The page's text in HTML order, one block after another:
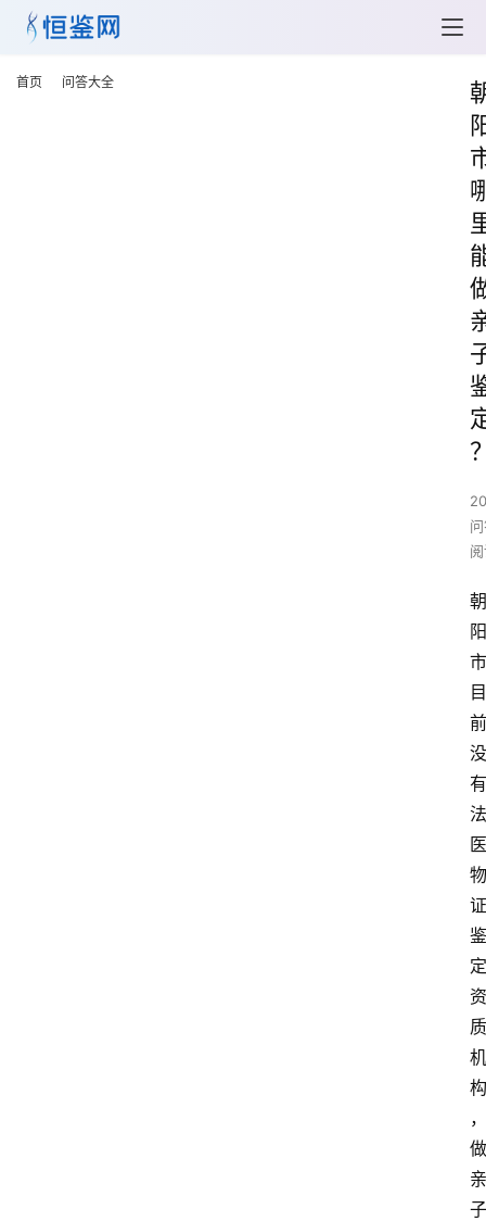
首页 问答大全
朝
阳
市
目
前
没
有
法
医
物
证
鉴
定
资
质
机
构
，
做
亲
子